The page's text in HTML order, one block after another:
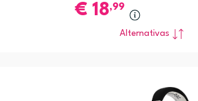
€ 18,99
Alternativas